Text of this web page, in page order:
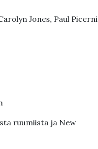
Jones, Paul Picerni
ruumiista ja New